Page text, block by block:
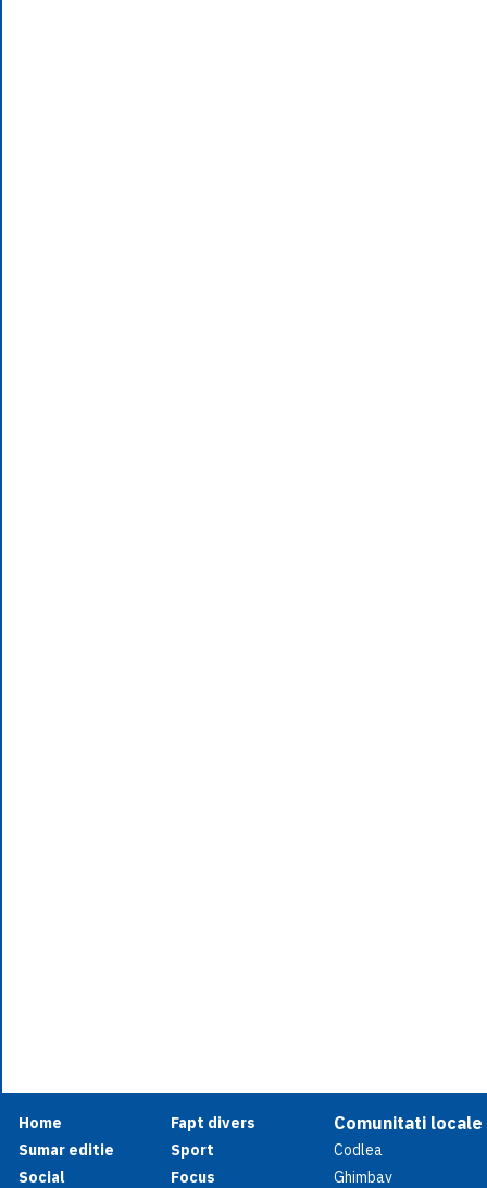
Home
Sumar editie
Social
Fapt divers
Sport
Focus
Comunitati locale
Codlea
Ghimbav